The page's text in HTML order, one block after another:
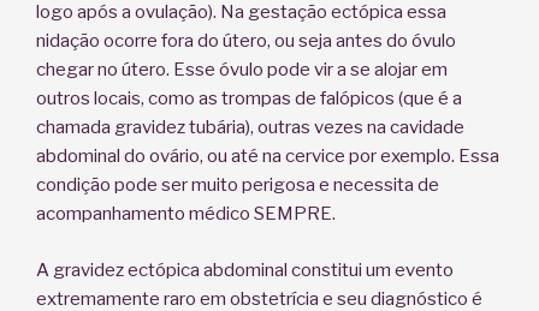
logo após a ovulação). Na gestação ectópica essa
nidação ocorre fora do útero, ou seja antes do óvulo
chegar no útero. Esse óvulo pode vir a se alojar em
outros locais, como as trompas de falópicos (que é a
chamada gravidez tubária), outras vezes na cavidade
abdominal do ovário, ou até na cervice por exemplo. Essa
condição pode ser muito perigosa e necessita de
acompanhamento médico SEMPRE.
A gravidez ectópica abdominal constitui um evento
extremamente raro em obstetrícia e seu diagnóstico é